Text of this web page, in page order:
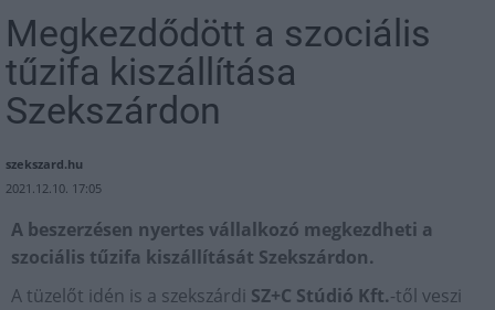
Megkezdődött a szociális
tűzifa kiszállítása
Szekszárdon
szekszard.hu
2021.12.10. 17:05
A beszerzésen nyertes vállalkozó megkezdheti a
szociális tűzifa kiszállítását Szekszárdon.
A tüzelőt idén is a szekszárdi SZ+C Stúdió Kft.-től veszi